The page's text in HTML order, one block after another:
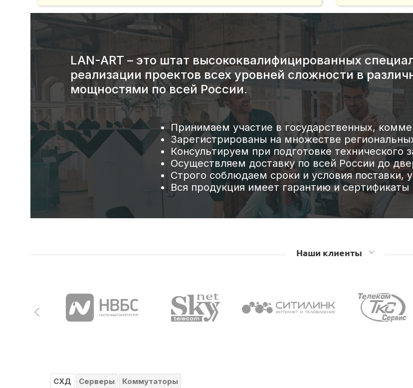
LAN-ART – это штат высококвалифицированных
реализации проектов всех уровней сложности в
мощностями по всей России.
Принимаем участие в государственных,
Зарегистрированы на множестве
Консультируем при подготовке технического
Осуществляем доставку по всей России до
Строго соблюдаем сроки и условия поставки,
Вся продукция имеет гарантию и сертификаты
Наши клиенты
СХД Серверы Коммутаторы